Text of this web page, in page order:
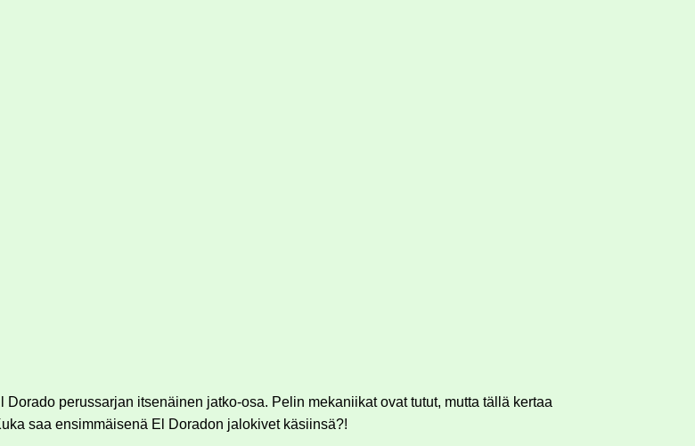
perussarjan itsenäinen jatko-osa. Pelin mekaniikat ovat tutut, mutta tällä kertaa
saa ensimmäisenä El Doradon jalokivet käsiinsä?!